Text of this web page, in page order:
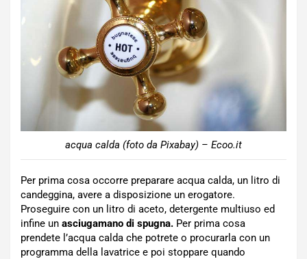
acqua calda (foto da Pixabay) – Ecoo.it
Per prima cosa occorre preparare acqua calda, un litro di
candeggina, avere a disposizione un erogatore.
Proseguire con un litro di aceto, detergente multiuso ed
infine un asciugamano di spugna. Per prima cosa
prendete l’acqua calda che potrete o procurarla con un
programma della lavatrice e poi stoppare quando